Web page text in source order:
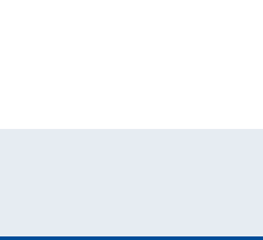
Nicoletti con la Dra.